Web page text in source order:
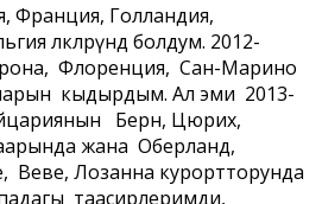
Франция, Голландия,
өлкөлөрүндө болдум. 2012-
Флоренция, Сан-Марино
кыдырдым. Ал эми 2013-
Берн, Цюрих,
жана Оберланд,
Лозанна курортторунда
таасирлеримди,